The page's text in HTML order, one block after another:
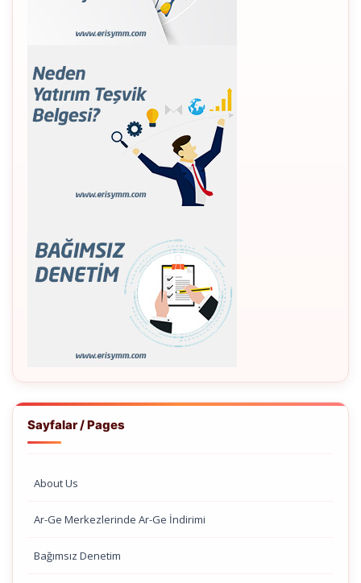
Sayfalar / Pages
About Us
Ar-Ge Merkezlerinde Ar-Ge İndirimi
Bağımsız Denetim